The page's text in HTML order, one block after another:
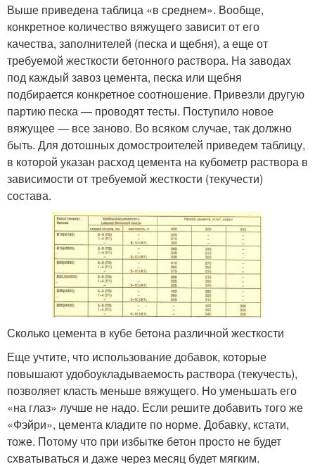
Выше приведена таблица «в среднем». Вообще,
конкретное количество вяжущего зависит от его
качества, заполнителей (песка и щебня), а еще от
требуемой жесткости бетонного раствора. На заводах
под каждый завоз цемента, песка или щебня
подбирается конкретное соотношение. Привезли другую
партию песка — проводят тесты. Поступило новое
вяжущее — все заново. Во всяком случае, так должно
быть. Для дотошных домостроителей приведем таблицу,
в которой указан расход цемента на кубометр раствора в
зависимости от требуемой жесткости (текучести)
состава.
Сколько цемента в кубе бетона различной жесткости
Еще учтите, что использование добавок, которые
повышают удобоукладываемость раствора (текучесть),
позволяет класть меньше вяжущего. Но уменьшать его
«на глаз» лучше не надо. Если решите добавить того же
«Фэйри», цемента кладите по норме. Добавку, кстати,
тоже. Потому что при избытке бетон просто не будет
схватываться и даже через месяц будет мягким.